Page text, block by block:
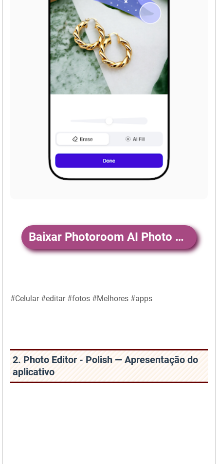
Baixar Photoroom AI Photo Editor
#Celular #editar #fotos #Melhores #apps
2. Photo Editor - Polish — Apresentação do
aplicativo